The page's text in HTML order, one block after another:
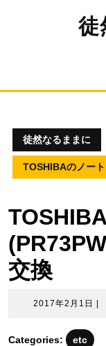
ス
徒
徒然なるままに
TOSHIBAのノー
交換
2017年2月1日
Categories: etc